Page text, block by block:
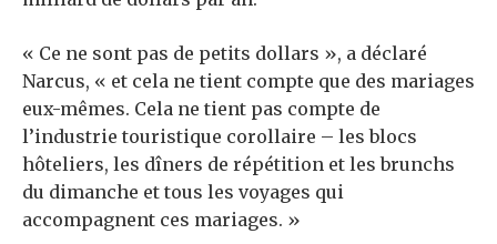
« Ce ne sont pas de petits dollars », a déclaré
Narcus, « et cela ne tient compte que des mariages
eux-mêmes. Cela ne tient pas compte de
l’industrie touristique corollaire – les blocs
hôteliers, les dîners de répétition et les brunchs
du dimanche et tous les voyages qui
accompagnent ces mariages. »